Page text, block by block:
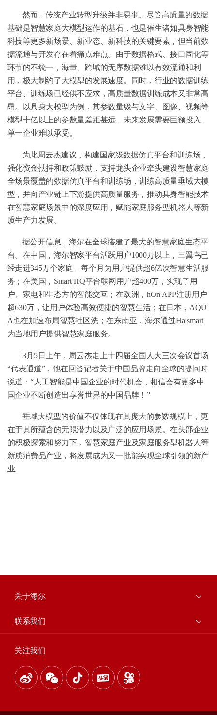
然而，传统产业转型升级并非易事。尽管高质量的数据
基础是智慧家庭大模型运作的基石，也是催生诸如具身智能
科技等更多新场景、新业态、新科技的关键要素，但当前数
据流通与开发存在着痛点难点。由于数据格式、接口固化等
环节的不统一，海量、跨域的无序数据难以有效流通和利
用，极大制约了大模型的发展速度。同时，行业的数据训练
平台、训练场已经供不应求，高质量数据训练成本又非常高
昂。以具身大模型为例，其参数量级与文字、图像、视频等
模型十亿以上的参数量差距甚远，未来发展需要巨额投入，
单一企业难以承受。
为此周云杰建议，构建国家级数据仿真平台和训练场，
强化资金扶持和政策鼓励，支持龙头企业牵头建设智慧家庭
全场景覆盖的数据仿真平台和训练场，训练高质量垂域大模
型，并向产业链上下游提供高质量服务，推动具身智能技术
在智慧家庭场景中的深度应用，赋能家庭服务型机器人等新
质生产力发展。
据公开信息，海尔在全球搭建了最大的智慧家庭生态平
台。在中国，海尔智家平台活跃用户1000万以上，三翼鸟已
经走进345万个家庭，每个月为用户提供超6亿次智慧生活服
务；在美国，Smart HQ平台联网用户超400万，实现了用
户、家电和生态方的智能交互；在欧洲，hOn APP注册用户
超630万，让用户体验高效便捷的智慧生活；在日本，AQU
A也在加速布局智慧社区洗；在东南亚，海尔通过Haismart
为当地用户提供智慧家庭服务。
3月5日上午，周云杰走上十四届全国人大三次会议首场
“代表通道”，他在回答记者关于中国品牌走向全球的提问时
说道：“人工智能是中国企业的时代机会，相信会有更多中
国企业不断创造出享誉世界的中国品牌！”
垂域大模型的价值不仅体现在其庞大的参数规模上，更
在于其所蕴含的无限潜力以及广泛的应用场景。在头部企业
的积极探索和努力下，智慧家庭产业及家庭服务型机器人等
新质消费品产业，将发展成为又一批能实现全球引领的新产
业。
关于海尔
联系我们
关注我们